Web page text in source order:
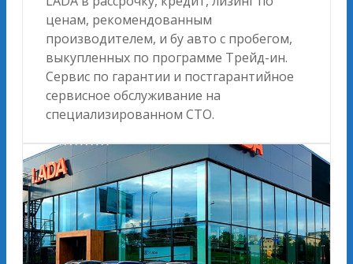
ценам, рекомендованным
производителем, и бу авто с пробегом,
выкупленных по программе Трейд-ин.
Сервис по гарантии и постгарантийное
сервисное обслуживание на
специализированном СТО.